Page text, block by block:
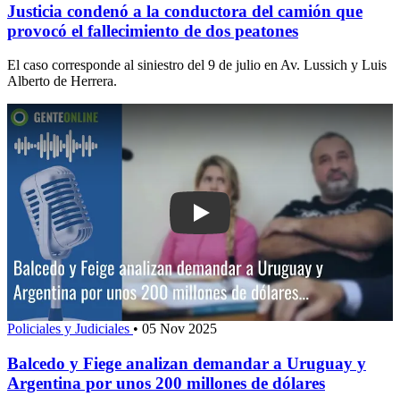
Justicia condenó a la conductora del camión que
provocó el fallecimiento de dos peatones
El caso corresponde al siniestro del 9 de julio en Av. Lussich y Luis
Alberto de Herrera.
Play: Balcedo y Fiege analizan
Policiales y Judiciales • 05 Nov 2025
Balcedo y Fiege analizan demandar a Uruguay y
Argentina por unos 200 millones de dólares